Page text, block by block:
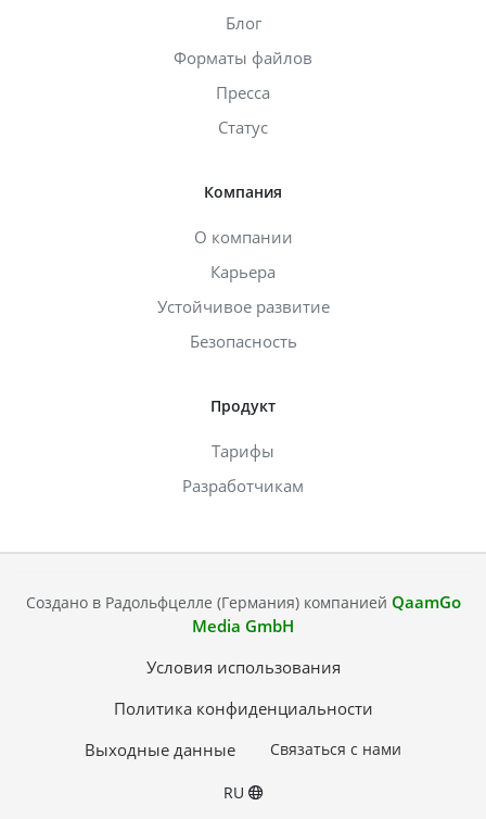
Блог
Форматы файлов
Пресса
Статус
Компания
О компании
Карьера
Устойчивое развитие
Безопасность
Продукт
Тарифы
Разработчикам
Создано в Радольфцелле (Германия) компанией QaamGo
Media GmbH
Условия использования
Политика конфиденциальности
Выходные данные
Связаться с нами
RU